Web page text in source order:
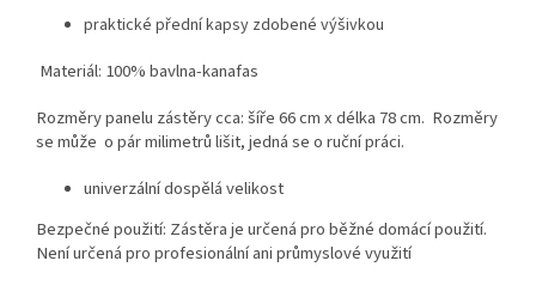
praktické přední kapsy zdobené výšivkou
Materiál: 100% bavlna-kanafas
Rozměry panelu zástěry cca: šíře 66 cm x délka 78 cm. Rozměry
se může o pár milimetrů lišit, jedná se o ruční práci.
univerzální dospělá velikost
Bezpečné použití: Zástěra je určená pro běžné domácí použití.
Není určená pro profesionální ani průmyslové využití